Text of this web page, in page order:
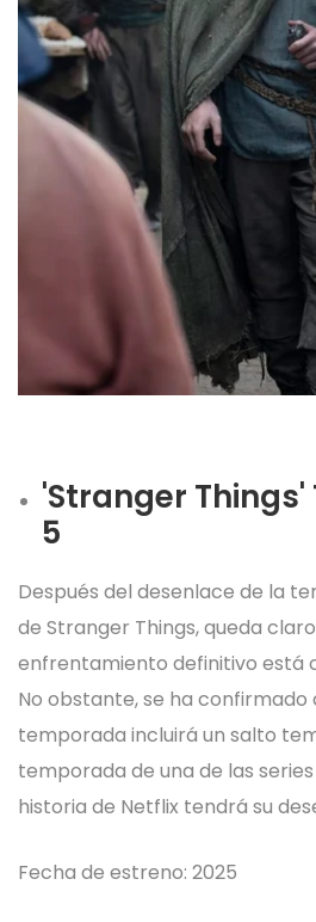
'Stranger
5
Después del desenlace de la
de Stranger Things, queda
enfrentamiento definitivo está
No obstante, se ha confirmado
temporada incluirá un salto
temporada de una de las
historia de Netflix tendrá su
Fecha de estreno: 2025